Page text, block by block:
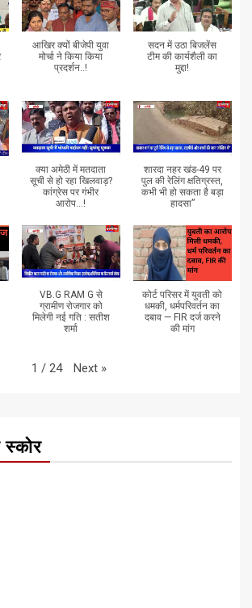
आखिर क्यों बीजेपी युवा
मोर्चा ने किया किया
प्रदर्शन..!
सदन में उठा बिजलेंस
टीम की कार्यशैली का
मुद्दा!
क्या अमेठी में मतदाता
सूची से हो रहा खिलवाड़?
कांग्रेस पर गंभीर
आरोप...!
शारदा नहर खंड-49 पर
पुल की रेलिंग क्षतिग्रस्त,
कभी भी हो सकता है बड़ा
हादसा”
VB.G RAM G से
ग्रामीण रोजगार को
मिलेगी नई गति : सतीश
शर्मा
कोर्ट परिसर में युवती को
धमकी, धर्मपरिवर्तन का
दबाव — FIR दर्ज करने
की मांग
1 / 24 Next »